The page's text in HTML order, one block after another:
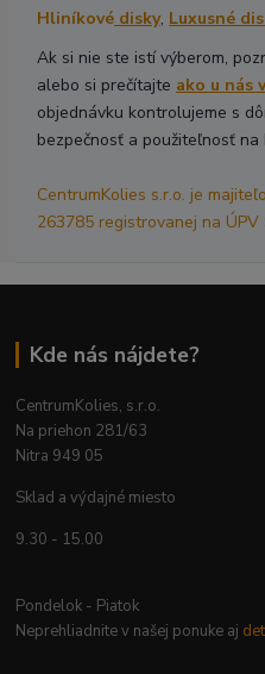
Hliníkové disky, Luxusné
Ak si nie ste istí výberom,
alebo si prečítajte ako u nás
objednávku kontrolujeme s
bezpečnosť a použiteľnosť
CentrumKolies s.r.o. je
263785 registrovanej na ÚPV
Kde nás nájdete?
CentrumKolies, s.r.o.
Na priehon 281/63
Nitra 949 05
Sklad a výdajné miesto
9.30 - 15.00
Pondelok - Piatok
Neprehliadnite v našej ponuke aj